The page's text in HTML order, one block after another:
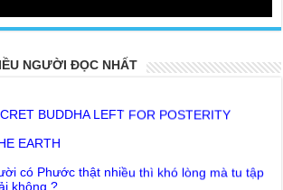
NGƯỜI ĐỌC NHẤT
BUDDHA LEFT FOR POSTERITY
không ?
Ban dành cho người tu Giác Ngộ & Giải